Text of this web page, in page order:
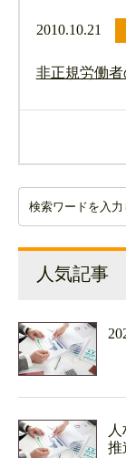
2010.10.21
非正規労働
人気記事
推